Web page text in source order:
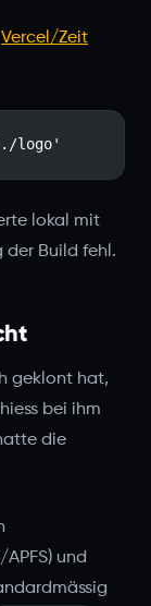
Vercel/Zeit
logo'
lokal mit
der Build fehl.
geklont hat,
bei ihm
die
und